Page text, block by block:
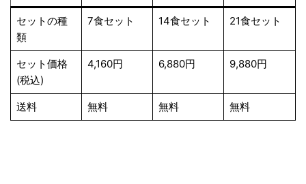
セットの種
類
7食セット 14食セット 21食セット
セット価格
(税込)
4,160円 6,880円 9,880円
送料 無料 無料 無料